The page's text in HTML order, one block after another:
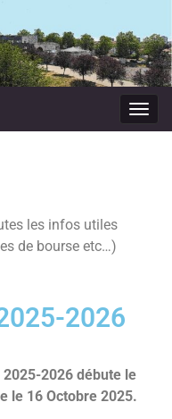
les infos utiles
de bourse etc…)
2026
2026 débute le
le 16 Octobre 2025.